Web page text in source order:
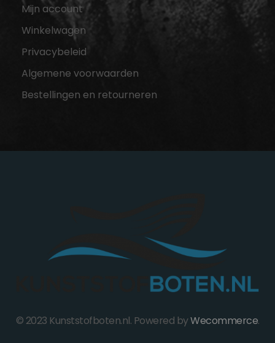
Mijn account
Winkelwagen
Privacybeleid
Algemene voorwaarden
Bestellingen en retourneren
© 2023 Kunststofboten.nl. Powered byWecommerce.